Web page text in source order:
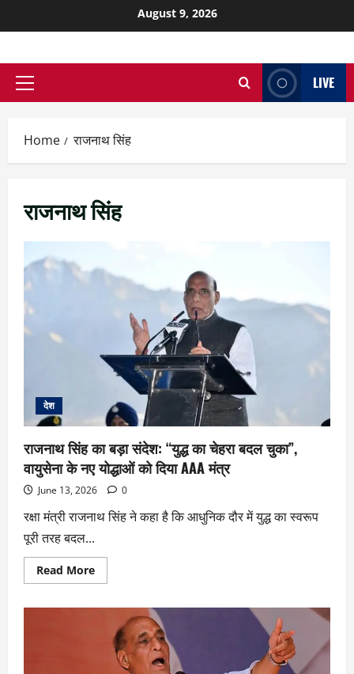
August 9, 2026
LIVE
Home राजनाथ सिंह
राजनाथ सिंह
देश
राजनाथ सिंह का बड़ा संदेश: “युद्ध का चेहरा बदल चुका”,
वायुसेना के नए योद्धाओं को दिया AAA मंत्र
June 13, 2026 0
रक्षा मंत्री राजनाथ सिंह ने कहा है कि आधुनिक दौर में युद्ध का स्वरूप
पूरी तरह बदल...
Read More